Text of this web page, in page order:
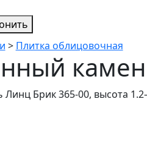
> Плитка облицовочная